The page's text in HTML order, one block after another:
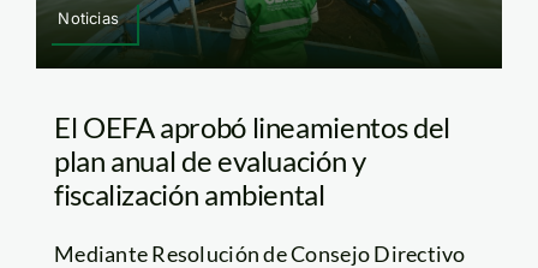
Noticias
El OEFA aprobó lineamientos del
plan anual de evaluación y
fiscalización ambiental
Mediante Resolución de Consejo Directivo